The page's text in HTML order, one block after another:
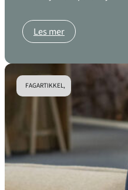
Les mer
FAGARTIKKEL,